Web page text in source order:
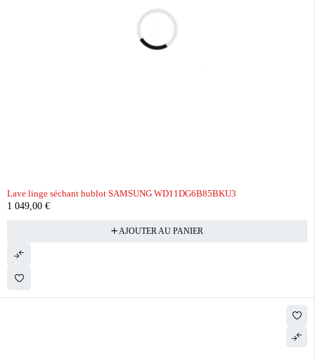
Lave linge séchant hublot SAMSUNG WD11DG6B85BKU3
1 049,00 €
AJOUTER AU PANIER